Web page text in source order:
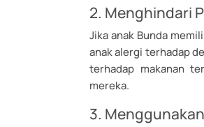
2. Menghindari
Jika anak Bunda
anak alergi terhadap
terhadap makanan
mereka.
3.